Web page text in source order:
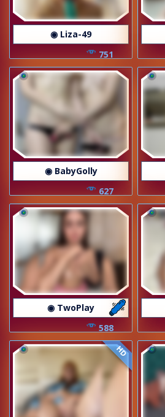
◉ Liza-49
751
◉ BabyGolly
627
◉ TwoPlay
588
HD